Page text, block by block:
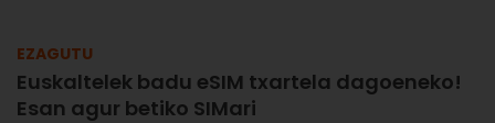
EZAGUTU
Euskaltelek badu eSIM txartela dagoeneko!
Esan agur betiko SIMari